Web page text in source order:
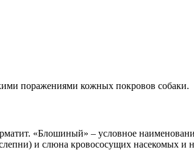
поражениями кожных покровов собаки.
«Блошиный» – условное
и слюна кровососущих насекомых и